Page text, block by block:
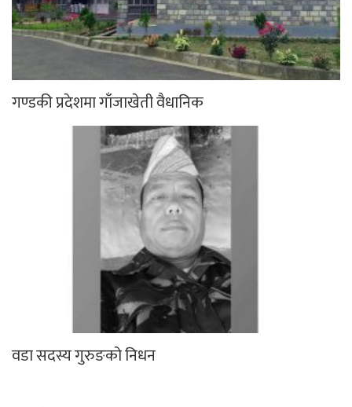
गण्डकी प्रदेशमा गाँजाखेती वैधानिक
वडा सदस्य गुरुङको निधन